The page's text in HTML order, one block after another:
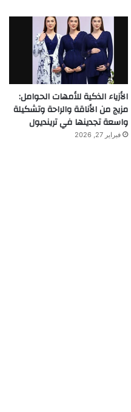
الأزياء الذكية للأمهات الحوامل:
مزيج من الأناقة والراحة وتشكيلة
واسعة تجدينها في ترينديول
فبراير 27, 2026